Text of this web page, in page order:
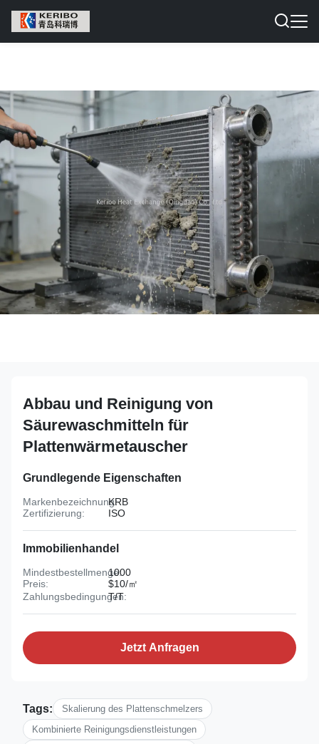
Abbau und Reinigung von
Säurewaschmitteln für
Plattenwärmetauscher
Grundlegende Eigenschaften
Markenbezeichnung:KRB
Zertifizierung:
ISO
Immobilienhandel
Mindestbestellmenge:
1000
Preis:
$10/㎡
Zahlungsbedingungen:
T/T
Jetzt Anfragen
Tags:
Skalierung des Plattenschmelzers
Kombinierte Reinigungsdienstleistungen